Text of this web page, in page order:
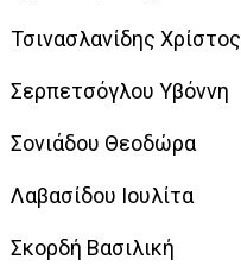
Τσινασλανίδης Χρίστος
Σερπετσόγλου Υβόννη
Σονιάδου Θεοδώρα
Λαβασίδου Ιουλίτα
Σκορδή Βασιλική